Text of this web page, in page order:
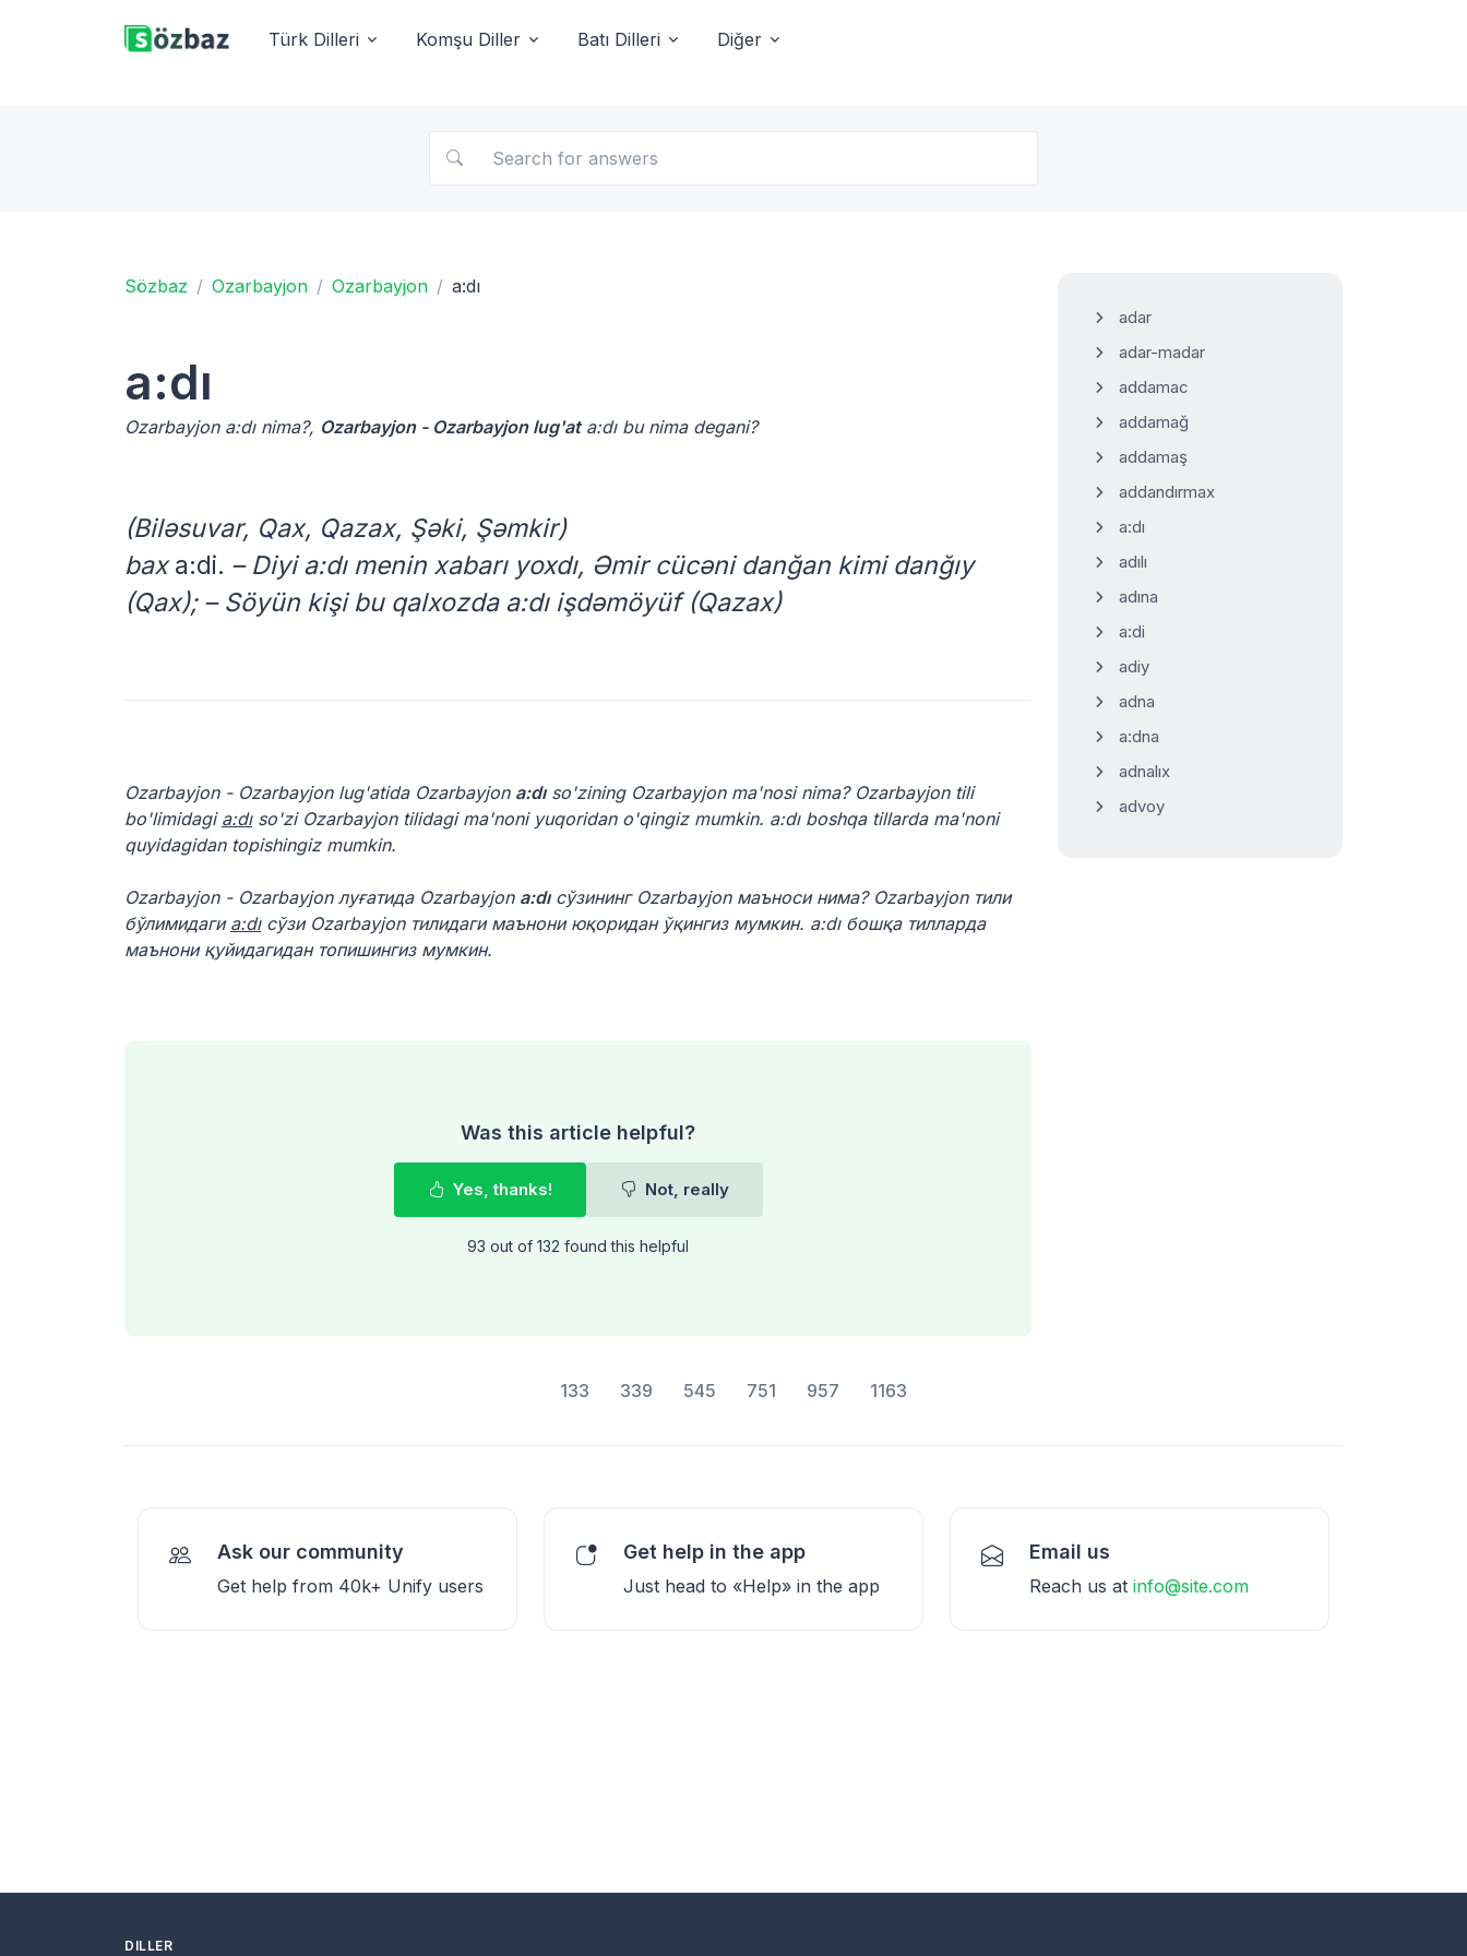
Türk Dilleri Komşu Diller Batı Dilleri Diğer
Sözbaz Ozarbayjon Ozarbayjon a:dı
a:dı
Ozarbayjon a:dı nima?, Ozarbayjon - Ozarbayjon lug'ata:dı bu nima degani?
(Biləsuvar, Qax, Qazax, Şəki, Şəmkir)
baxa:di. – Diyi a:dı menin xabarı yoxdı, Əmir cücəni danğan kimi danğıy
(Qax); – Söyün kişi bu qalxozda a:dı işdəmöyüf (Qazax)
Ozarbayjon - Ozarbayjon lug'atida Ozarbayjon a:dıso'zining Ozarbayjon ma'nosi nima? Ozarbayjon tili
bo'limidagi a:dıso'zi Ozarbayjon tilidagi ma'noni yuqoridan o'qingiz mumkin. a:dı boshqa tillarda ma'noni
quyidagidan topishingiz mumkin.
Ozarbayjon - Ozarbayjon луғатида Ozarbayjon a:dıсўзининг Ozarbayjon маъноси нима? Ozarbayjon тили
бўлимидаги a:dıсўзи Ozarbayjon тилидаги маънони юқоридан ўқингиз мумкин. a:dı бошқа тилларда
маънони қуйидагидан топишингиз мумкин.
Was this article helpful?
Yes, thanks! Not, really
93 out of 132 found this helpful
adar
adar-madar
addamac
addamağ
addamaş
addandırmax
a:dı
adılı
adına
a:di
adiy
adna
a:dna
adnalıx
advoy
133 339 545 751 957 1163
Ask our community
Get help from 40k+ Unify users
Get help in the app
Just head to «Help» in the app
Email us
Reach us at info@site.com
DILLER